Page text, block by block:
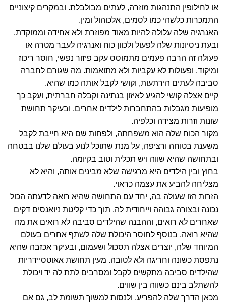
או לחילופין התנהגות מוזרה, לעתים מבולבלת. ובמקרים קיצוניים
התמכרות כלשהי כמו לסמים, אלכוהול ומין.
האנרגיה שלה עלולה להיות מאוד מפוזרת ולא אחידה וממוקדת.
ובעת ניסיונות שלה לפעול ולכוון כוח ואנרגיה לעבר מטרה או
פעולה זה הרבה פעמים מתמוסס עקב פיזור נפשי, חוסר ריכוז
ומיקוד. ופעולות לא עקביות ולא מתואמות. מה שגורם לחברה
סביבה לעתים הירתעות, וקושי לקבל אותה כמו שהיא.
קיים אצלה קושי להגיע לאיזון בנתינה וקבלה חברתית, ועקב כך
מופיעות מגבלות בהתחברות לילדים אחרים, ובעיקר תחושת
שונות וזרות מצידה וכלפיה.
מקור הכוח שלה הוא משפחתה, ולפחות שם היא חייבת לקבל
משענת בטוחה ורציפה, על מנת שתוכל לנוע בעולם שלנו בבטחה
ובתחושה שהיא שווה ויש תכלית וטוב בקיומה.
בחוץ ובין הילדים היא מרגישה שלא מבינים אותה, והיא לא
מצליחה להביע את עצמה כראוי.
הזרות הזו שעולה בה, יחד עם התחושה שהיא רואה לדעתה הכול
נכונה ובצורה גבוהה וייחודית לה, תוך כדי קליטת ניואנסים דקים
שאחרים לא רואים, וההבנה שהילדים סביבה לא רואים את מה
שהיא רואה, בנוסף לחוסר היכולת שלה לשתף אחרים בעולם
המיוחד שלה, יוצרים אצלה תסכול ושעמום, ובעיקר אכזבה שהיא
נתפסת כשונה וחריגה ולא לטובה. מעין תחושת אאוטסיידריות
שהילדים סביבה מתקשים לקבל ומסרבים לתת לה יד ויכולת
להשתלב בינם כשווה בין שווים.
מכאן הדרך שלה להפריע, ולנסות למשוך תשומת לב, גם אם